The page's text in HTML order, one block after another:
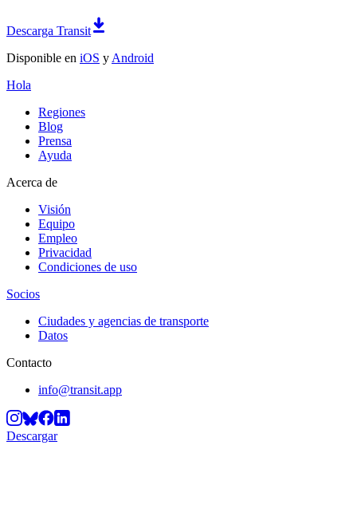
Descarga Transit
Disponible en iOS y Android
Hola
Regiones
Blog
Prensa
Ayuda
Acerca de
Visión
Equipo
Empleo
Privacidad
Condiciones de uso
Socios
Ciudades y agencias de transporte
Datos
Contacto
info@transit.app
Descargar